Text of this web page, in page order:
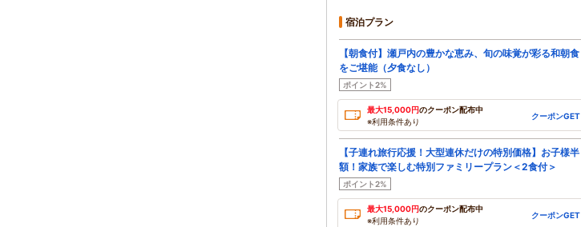
宿泊プラン
【朝食付】瀬戸内の豊かな恵み、旬の味覚が彩る和朝食
をご堪能（夕食なし）
ポイント2%
最大15,000円のクーポン配布中
※利用条件あり
クーポンGET
【子連れ旅行応援！大型連休だけの特別価格】お子様半
額！家族で楽しむ特別ファミリープラン＜2食付＞
ポイント2%
最大15,000円のクーポン配布中
※利用条件あり
クーポンGET